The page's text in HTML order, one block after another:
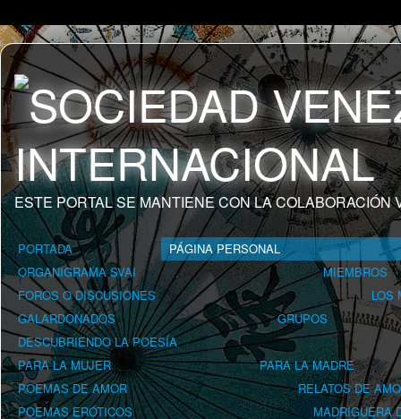
ESTE PORTAL SE MANTIENE CON LA COLABORACIÓN
PORTADA
PÁGINA PERSONAL
ORGANIGRAMA SVAI
MIEMBROS
FOROS O DISCUSIONES
LOS
GALARDONADOS
GRUPOS
DESCUBRIENDO LA POESÍA
PARA LA MUJER
PARA LA MADRE
POEMAS DE AMOR
RELATOS DE
POEMAS ERÓTICOS
MADRIGUERA